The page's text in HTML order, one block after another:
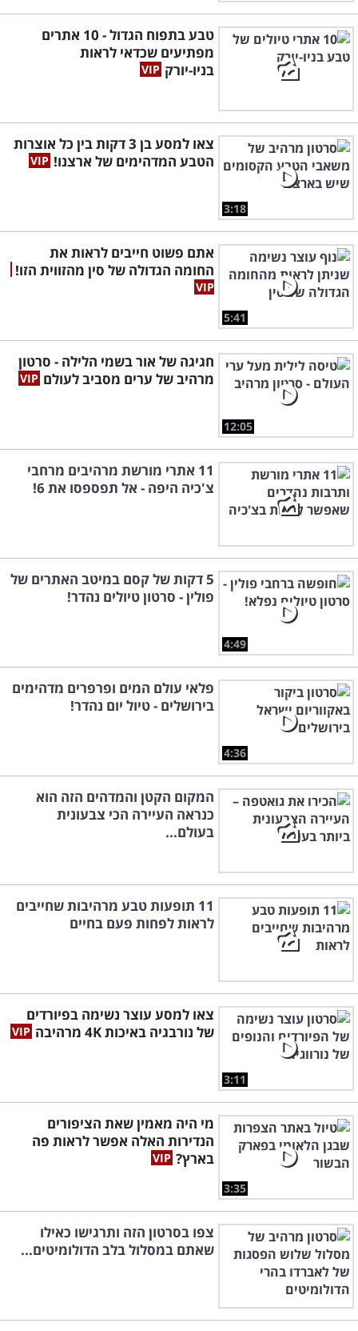
טבע בתפוח הגדול - 10 אתרים
מפתיעים שכדאי לראות
בניו-יורק
3:18
צאו למסע בן 3 דקות בין כל אוצרות
הטבע המדהימים של ארצנו!
5:41
אתם פשוט חייבים לראות את
החומה הגדולה של סין מהזווית הזו!
12:05
חגיגה של אור בשמי הלילה - סרטון
מרהיב של ערים מסביב לעולם
11 אתרי מורשת מרהיבים מרחבי
צ'כיה היפה - אל תפספסו את 6!
4:49
5 דקות של קסם במיטב האתרים של
פולין - סרטון טיולים נהדר!
4:36
פלאי עולם המים ופרפרים מדהימים
בירושלים - טיול יום נהדר!
המקום הקטן והמדהים הזה הוא
כנראה העיירה הכי צבעונית
בעולם...
11 תופעות טבע מרהיבות שחייבים
לראות לפחות פעם בחיים
3:11
צאו למסע עוצר נשימה בפיורדים
של נורבגיה באיכות 4K מרהיבה
3:35
מי היה מאמין שאת הציפורים
הנדירות האלה אפשר לראות פה
בארץ?
צפו בסרטון הזה ותרגישו כאילו
שאתם במסלול בלב הדולומיטים...